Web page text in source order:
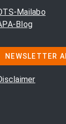
Mailabo
Blog
NEWSLETTER